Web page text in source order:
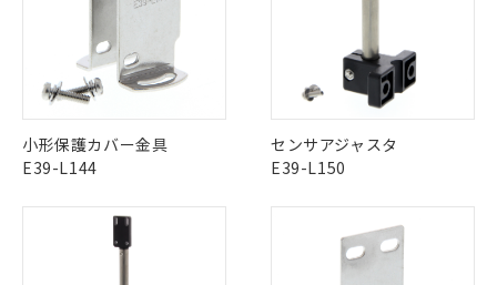
小形保護カバー金具
E39-L144
センサアジャスタ
E39-L150
ご利用条件
対応済み：EU RoHS指令（10物質）の
す。
対応予定：EU RoHS指令（10物質）の非含
有に対応した製品に切り替える予定のある